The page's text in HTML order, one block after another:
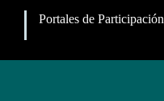
Portales de Participación